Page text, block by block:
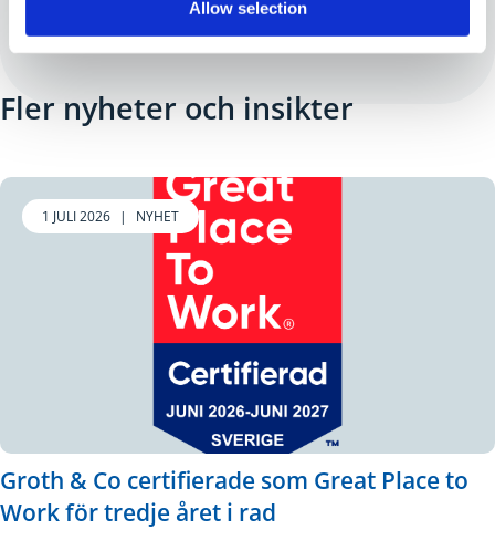
Allow selection
Fler nyheter och insikter
1 JULI 2026 | NYHET
Groth & Co certifierade som Great Place to
Work för tredje året i rad